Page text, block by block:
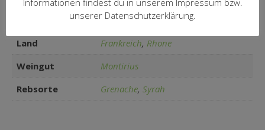
Zusätzliche Informationen
Land Frankreich, Rhone
Weingut
Montirius
Rebsorte
Grenache, Syrah
unserer Datenschutzerklärung.